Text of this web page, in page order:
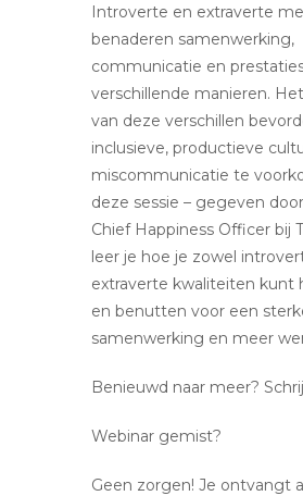
Introverte en extraverte
benaderen samenwerking,
communicatie en
verschillende manieren.
van deze verschillen
inclusieve, productieve
miscommunicatie te
deze sessie – gegeven
Chief Happiness Officer bij
leer je hoe je zowel
extraverte kwaliteiten kunt
en benutten voor een
samenwerking en meer
Benieuwd naar meer?
Webinar gemist?
Geen zorgen! Je ontvangt